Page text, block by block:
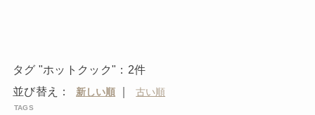
タグ "ホットクック"：2件
並び替え：
｜